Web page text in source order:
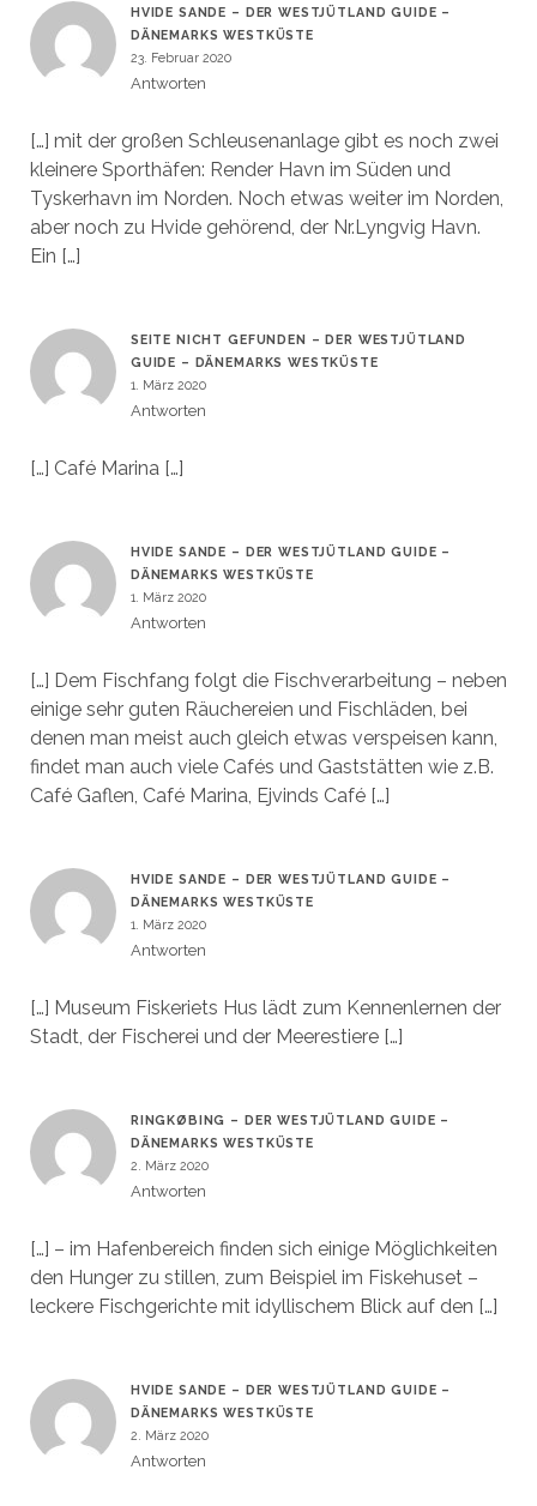
HVIDE SANDE – DER WESTJÜTLAND GUIDE –
DÄNEMARKS WESTKÜSTE
23. Februar 2020
Antworten
[…] mit der großen Schleusenanlage gibt es noch zwei
kleinere Sporthäfen: Render Havn im Süden und
Tyskerhavn im Norden. Noch etwas weiter im Norden,
aber noch zu Hvide gehörend, der Nr.Lyngvig Havn.
Ein […]
SEITE NICHT GEFUNDEN – DER WESTJÜTLAND
GUIDE – DÄNEMARKS WESTKÜSTE
1. März 2020
Antworten
[…] Café Marina […]
HVIDE SANDE – DER WESTJÜTLAND GUIDE –
DÄNEMARKS WESTKÜSTE
1. März 2020
Antworten
[…] Dem Fischfang folgt die Fischverarbeitung – neben
einige sehr guten Räuchereien und Fischläden, bei
denen man meist auch gleich etwas verspeisen kann,
findet man auch viele Cafés und Gaststätten wie z.B.
Café Gaflen, Café Marina, Ejvinds Café […]
HVIDE SANDE – DER WESTJÜTLAND GUIDE –
DÄNEMARKS WESTKÜSTE
1. März 2020
Antworten
[…] Museum Fiskeriets Hus lädt zum Kennenlernen der
Stadt, der Fischerei und der Meerestiere […]
RINGKØBING – DER WESTJÜTLAND GUIDE –
DÄNEMARKS WESTKÜSTE
2. März 2020
Antworten
[…] – im Hafenbereich finden sich einige Möglichkeiten
den Hunger zu stillen, zum Beispiel im Fiskehuset –
leckere Fischgerichte mit idyllischem Blick auf den […]
HVIDE SANDE – DER WESTJÜTLAND GUIDE –
DÄNEMARKS WESTKÜSTE
2. März 2020
Antworten